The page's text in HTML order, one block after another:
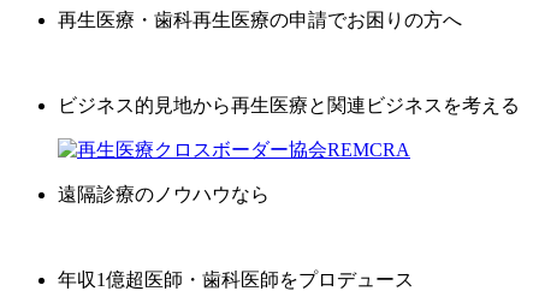
再生医療・歯科再生医療の申請でお困りの方へ
ビジネス的見地から再生医療と関連ビジネスを考える
遠隔診療のノウハウなら
年収1億超医師・歯科医師をプロデュース